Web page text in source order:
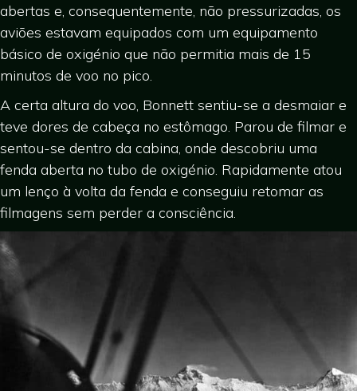
abertas e, consequentemente, não pressurizadas, os
aviões estavam equipados com um equipamento
básico de oxigénio que não permitia mais de 15
minutos de voo no pico.
A certa altura do voo, Bonnett sentiu-se a desmaiar e
teve dores de cabeça no estômago. Parou de filmar e
sentou-se dentro da cabina, onde descobriu uma
fenda aberta no tubo de oxigénio. Rapidamente atou
um lenço à volta da fenda e conseguiu retomar as
filmagens sem perder a consciência.